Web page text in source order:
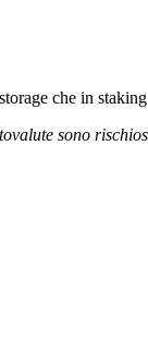
che in
sono